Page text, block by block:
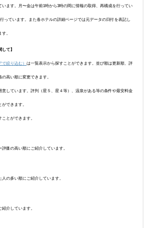
ます。月〜金は午前1時から3時の間に情報の取得、再構成を行ってい
っています。また各ホテルの詳細ページでは元データの日付を表記し
。
て】
絞り込む） は一覧表示から探すことができます。並び順は更新順、評
高い順に変更できます。
意しています。評判（星５、星４等）、温泉がある等の条件や最安料金
ができます。
とができます。
価の高い順にご紹介しています。
の多い順にご紹介しています。
介しています。